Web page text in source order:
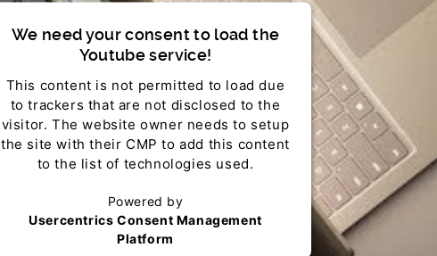
We need your consent to load the
Youtube service!
This content is not permitted to load due
to trackers that are not disclosed to the
visitor. The website owner needs to setup
the site with their CMP to add this content
to the list of technologies used.
Powered by
Usercentrics Consent Management
Platform